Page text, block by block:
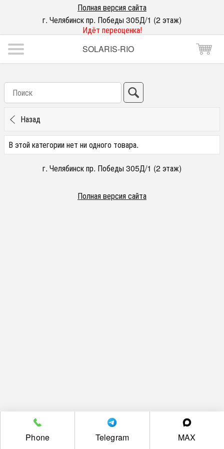
Полная версия сайта
г. Челябинск пр. Победы 305Д/1 (2 этаж)
Идёт переоценка!
SOLARIS-RIO
Назад
В этой категории нет ни одного товара.
г. Челябинск пр. Победы 305Д/1 (2 этаж)
Полная версия сайта
Phone Telegram MAX